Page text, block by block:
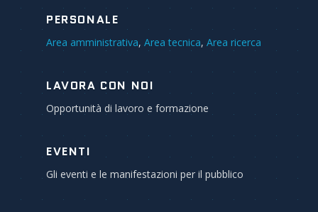
PERSONALE
Area amministrativa, Area tecnica, Area ricerca
LAVORA CON NOI
Opportunità di lavoro e formazione
EVENTI
Gli eventi e le manifestazioni per il pubblico